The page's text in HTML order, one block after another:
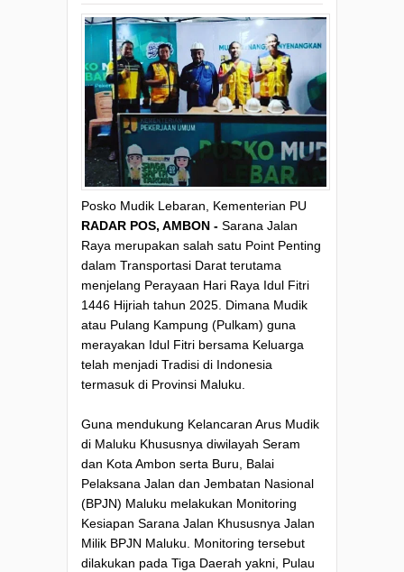
Posko Mudik Lebaran, Kementerian PU
RADAR POS, AMBON - Sarana Jalan
Raya merupakan salah satu Point Penting
dalam Transportasi Darat terutama
menjelang Perayaan Hari Raya Idul Fitri
1446 Hijriah tahun 2025. Dimana Mudik
atau Pulang Kampung (Pulkam) guna
merayakan Idul Fitri bersama Keluarga
telah menjadi Tradisi di Indonesia
termasuk di Provinsi Maluku.
Guna mendukung Kelancaran Arus Mudik
di Maluku Khususnya diwilayah Seram
dan Kota Ambon serta Buru, Balai
Pelaksana Jalan dan Jembatan Nasional
(BPJN) Maluku melakukan Monitoring
Kesiapan Sarana Jalan Khususnya Jalan
Milik BPJN Maluku. Monitoring tersebut
dilakukan pada Tiga Daerah yakni, Pulau